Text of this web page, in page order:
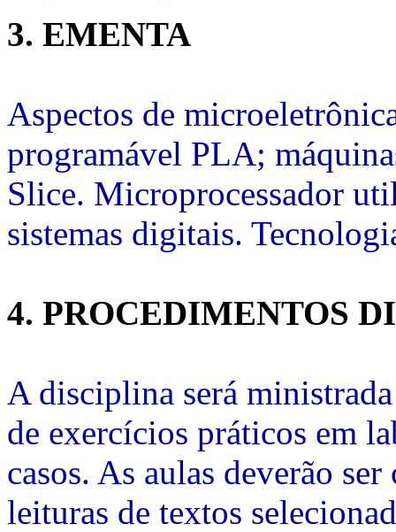
3. EMENTA
Aspectos de
programável PLA;
Slice. Microprocessador
sistemas digitais.
4. PROCEDIMENTOS
A disciplina será
de exercícios práticos em
casos. As aulas deverão
leituras de textos